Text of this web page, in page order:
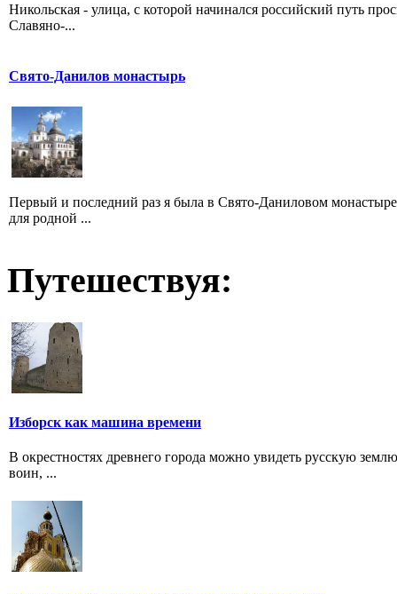
Никольская - улица, с которой начинался российский путь
Славяно-...
Свято-Данилов монастырь
Первый и последний раз я была в Свято-Даниловом
для родной ...
Путешествуя:
Изборск как машина времени
В окрестностях древнего города можно увидеть русскую
воин, ...